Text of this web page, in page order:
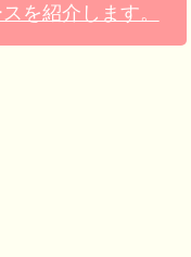
を紹介します。